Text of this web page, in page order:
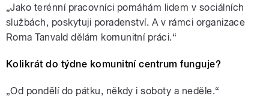
„Jako terénní pracovníci pomáhám lidem v sociálních
službách, poskytuji poradenství. A v rámci organizace
Roma Tanvald dělám komunitní práci.“
Kolikrát do týdne komunitní centrum funguje?
„Od pondělí do pátku, někdy i soboty a neděle.“